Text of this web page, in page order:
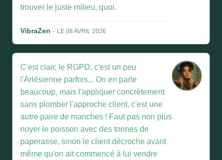
trouver le juste milieu, quoi.
VibraZen - LE 08 AVRIL 2026
C'est clair, le RGPD, c'est un peu
l'Arlésienne parfois... On en parle
beaucoup, mais l'appliquer concrètement
sans plomber l'approche client, c'est une
autre paire de manches ! Faut pas non plus
noyer le poisson avec des tonnes de
paperasse, sinon le client décroche avant
même qu'on ait commencé à lui vendre